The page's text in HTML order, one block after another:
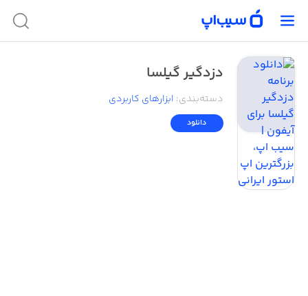
دزدگیر گیلسا
دسته‌بندی: ابزار‌های کاربردی
دانلود